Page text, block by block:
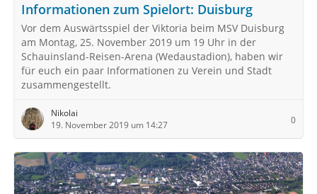
Informationen zum Spielort: Duisburg
Vor dem Auswärtsspiel der Viktoria beim MSV Duisburg
am Montag, 25. November 2019 um 19 Uhr in der
Schauinsland-Reisen-Arena (Wedaustadion), haben wir
für euch ein paar Informationen zu Verein und Stadt
zusammengestellt.
Nikolai
19. November 2019 um 14:27
0